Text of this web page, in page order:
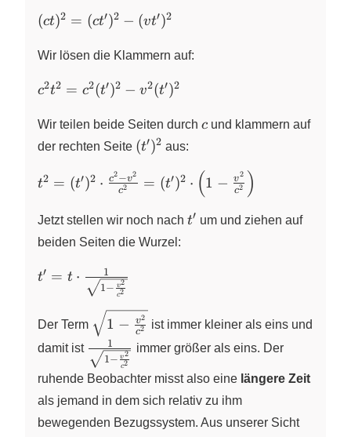
(ct)^{2} =
-
(ct)2 = (ct′)2 − (vt′)2
Wir lösen die Klammern auf:
c^{2} t^{2} =
(t^{\prime})^{2}
- v^{2}
(t^{\prime})^{2}
c2t2 = c2(t′)2 − v2(t′)2
Wir teilen beide Seiten durch c
c und klammern auf
der rechten Seite (t^{\prime})^{2}
(t′)2 aus:
t^{2} =
(t^{\prime})^{2}
\cdot
\frac{c^{2}-
v^{2}}{c^{2}} =
(t^{\prime})^{2}
\cdot \left( 1 -
{c^{2}} \right)
t2 = (t′)2 ⋅ c2
c2−v2 = (t′)2 ⋅ (1 − c2
v2 )
Jetzt stellen wir noch nach t^{\prime}
t′ um und ziehen auf
beiden Seiten die Wurzel:
t^{\prime}
= t \cdot
{\sqrt{1-
\frac{v^{2}}
{c^{2}}}}
t′ = t ⋅
1−
c2
v2
1
Der Term
\sqrt{1-
\frac{v^{2}}
{c^{2}}}
1 − c2
v2
ist immer kleiner als eins und
damit ist \frac{1}
{\sqrt{1-
\frac{v^{2}}
{c^{2}}}}
1−
c2
v2
1 immer größer als eins. Der
ruhende Beobachter misst also eine längere Zeit
als jemand in dem sich relativ zu ihm
bewegenden Bezugssystem. Aus unserer Sicht